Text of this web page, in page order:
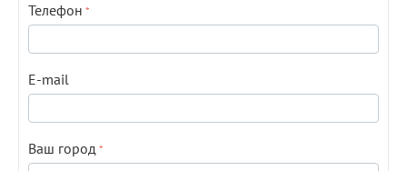
Телефон
E-mail
Ваш город